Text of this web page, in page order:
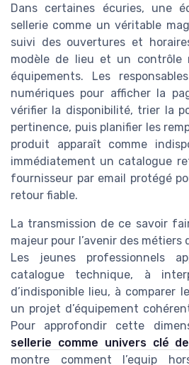
Dans certaines écuries, une
sellerie comme un véritable
suivi des ouvertures et
modèle de lieu et un contrôle
équipements. Les
numériques pour afficher la
vérifier la disponibilité, trier la
pertinence, puis planifier les
produit apparaît comme
immédiatement un catalogue
fournisseur par email protégé
retour fiable.
La transmission de ce savoir
majeur pour l’avenir des métiers
Les jeunes professionnels
catalogue technique, à
d’indisponible lieu, à comparer
un projet d’équipement
Pour approfondir cette
sellerie comme univers clé
montre comment l’equip